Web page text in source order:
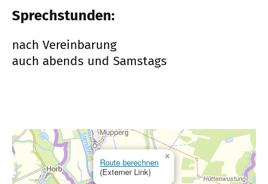
Sprechstunden:
nach Vereinbarung
auch abends und Samstags
Route berechnen
(Externer Link)
×